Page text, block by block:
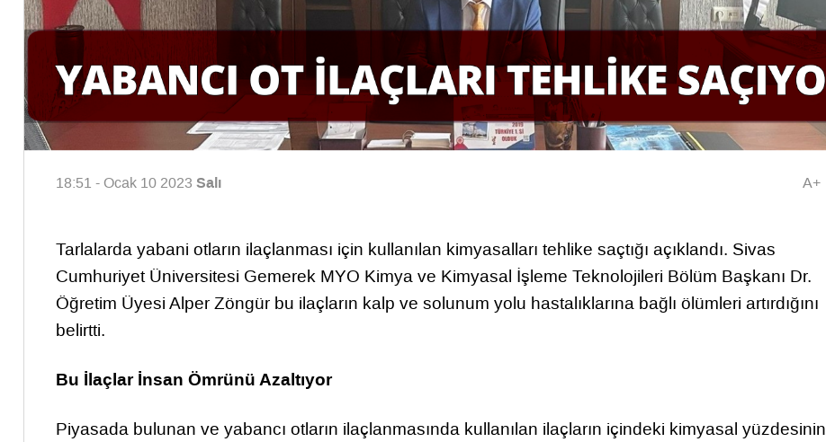
18:51 - Ocak 10 2023 Salı A+
Tarlalarda yabani otların ilaçlanması için kullanılan kimyasalları tehlike saçtığı açıklandı. Sivas
Cumhuriyet Üniversitesi Gemerek MYO Kimya ve Kimyasal İşleme Teknolojileri Bölüm Başkanı Dr.
Öğretim Üyesi Alper Zöngür bu ilaçların kalp ve solunum yolu hastalıklarına bağlı ölümleri artırdığını
belirtti.
Bu İlaçlar İnsan Ömrünü Azaltıyor
Piyasada bulunan ve yabancı otların ilaçlanmasında kullanılan ilaçların içindeki kimyasal yüzdesinin